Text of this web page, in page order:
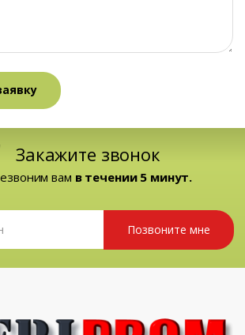
Закажите звонок
вам в течении 5 минут.
Позвоните мне